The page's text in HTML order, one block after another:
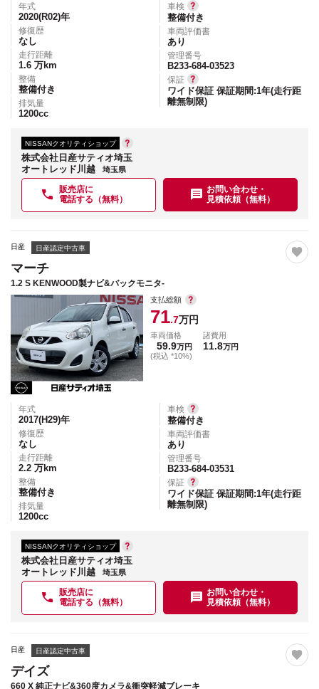
年式
2020(R02)年
修復歴
なし
走行距離
1.6 万km
整備
整備付き
排気量
1200cc
車検
整備付き
車両評価書
あり
管理番号
B233-684-03523
保証
ワイド保証 保証期間:1年(走行距
離無制限)
NISSANクオリティショップ
株式会社日産サティオ埼玉
オートレッド川越
埼玉県
販売店に
電話する（無料）
お問い合わせ・
見積依頼（無料）
日産 日産認定中古車
マーチ
1.2 S KENWOOD製ナビ&バックモニタ-
支払総額
71.7万円
車両価格
59.9万円
(税込 *10%)
諸費用
11.8万円
年式
2017(H29)年
修復歴
なし
走行距離
2.2 万km
整備
整備付き
排気量
1200cc
車検
整備付き
車両評価書
あり
管理番号
B233-684-03531
保証
ワイド保証 保証期間:1年(走行距
離無制限)
NISSANクオリティショップ
株式会社日産サティオ埼玉
オートレッド川越
埼玉県
販売店に
電話する（無料）
お問い合わせ・
見積依頼（無料）
日産 日産認定中古車
デイズ
660 X 純正ナビ&360度カメラ&衝突軽減ブレーキ